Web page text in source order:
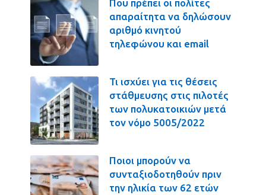
Που πρέπει οι πολίτες
απαραίτητα να δηλώσουν
αριθμό κινητού
τηλεφώνου και email
Τι ισχύει για τις θέσεις
στάθμευσης στις πιλοτές
των πολυκατοικιών μετά
τον νόμο 5005/2022
Ποιοι μπορούν να
συνταξιοδοτηθούν πριν
την ηλικία των 62 ετών